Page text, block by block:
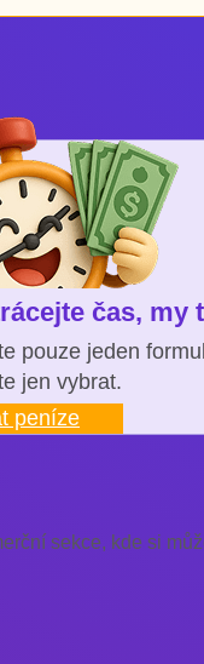
čas, my
pouze jeden
jen vybrat.
peníze
sekce, kde si